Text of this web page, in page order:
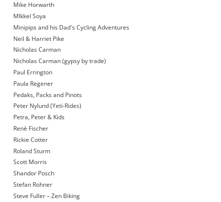
Mike Horwarth
MIkkel Soya
Minipips and his Dad's Cycling Adventures
Neil & Harriet Pike
Nicholas Carman
Nicholas Carman (gypsy by trade)
Paul Errington
Paula Regener
Pedaks, Packs and Pinots
Peter Nylund (Yeti-Rides)
Petra, Peter & Kids
Renè Fischer
Rickie Cotter
Roland Sturm
Scott Morris
Shandor Posch
Stefan Rohner
Steve Fuller – Zen Biking